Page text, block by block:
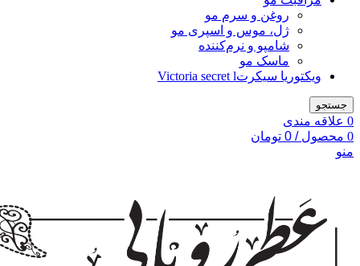
روغن و سرم مو
ژل، موس و اسپری مو
شامپو و نرم‌کننده
ماسک مو
ویکتوریا سیکرتVictoria secret l
جستجو
0 علاقه مندی
0 محصول /
0 تومان
منو